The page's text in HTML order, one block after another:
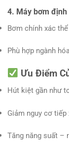
4. Máy bơm
Bơm chính xác
Phù hợp ngành
Ưu Điểm
Hút kiệt gần như
Giảm nguy cơ
Tăng năng suất –